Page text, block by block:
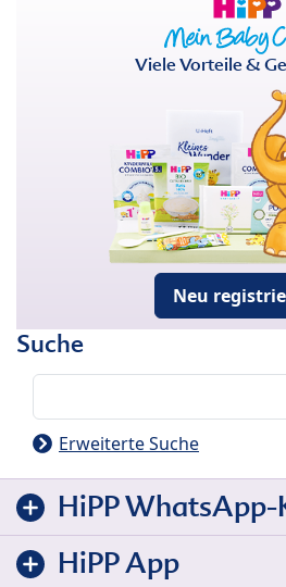
Viele Vorteile &
Neu
Suche
Erweiterte Suche
HiPP WhatsApp-
HiPP App